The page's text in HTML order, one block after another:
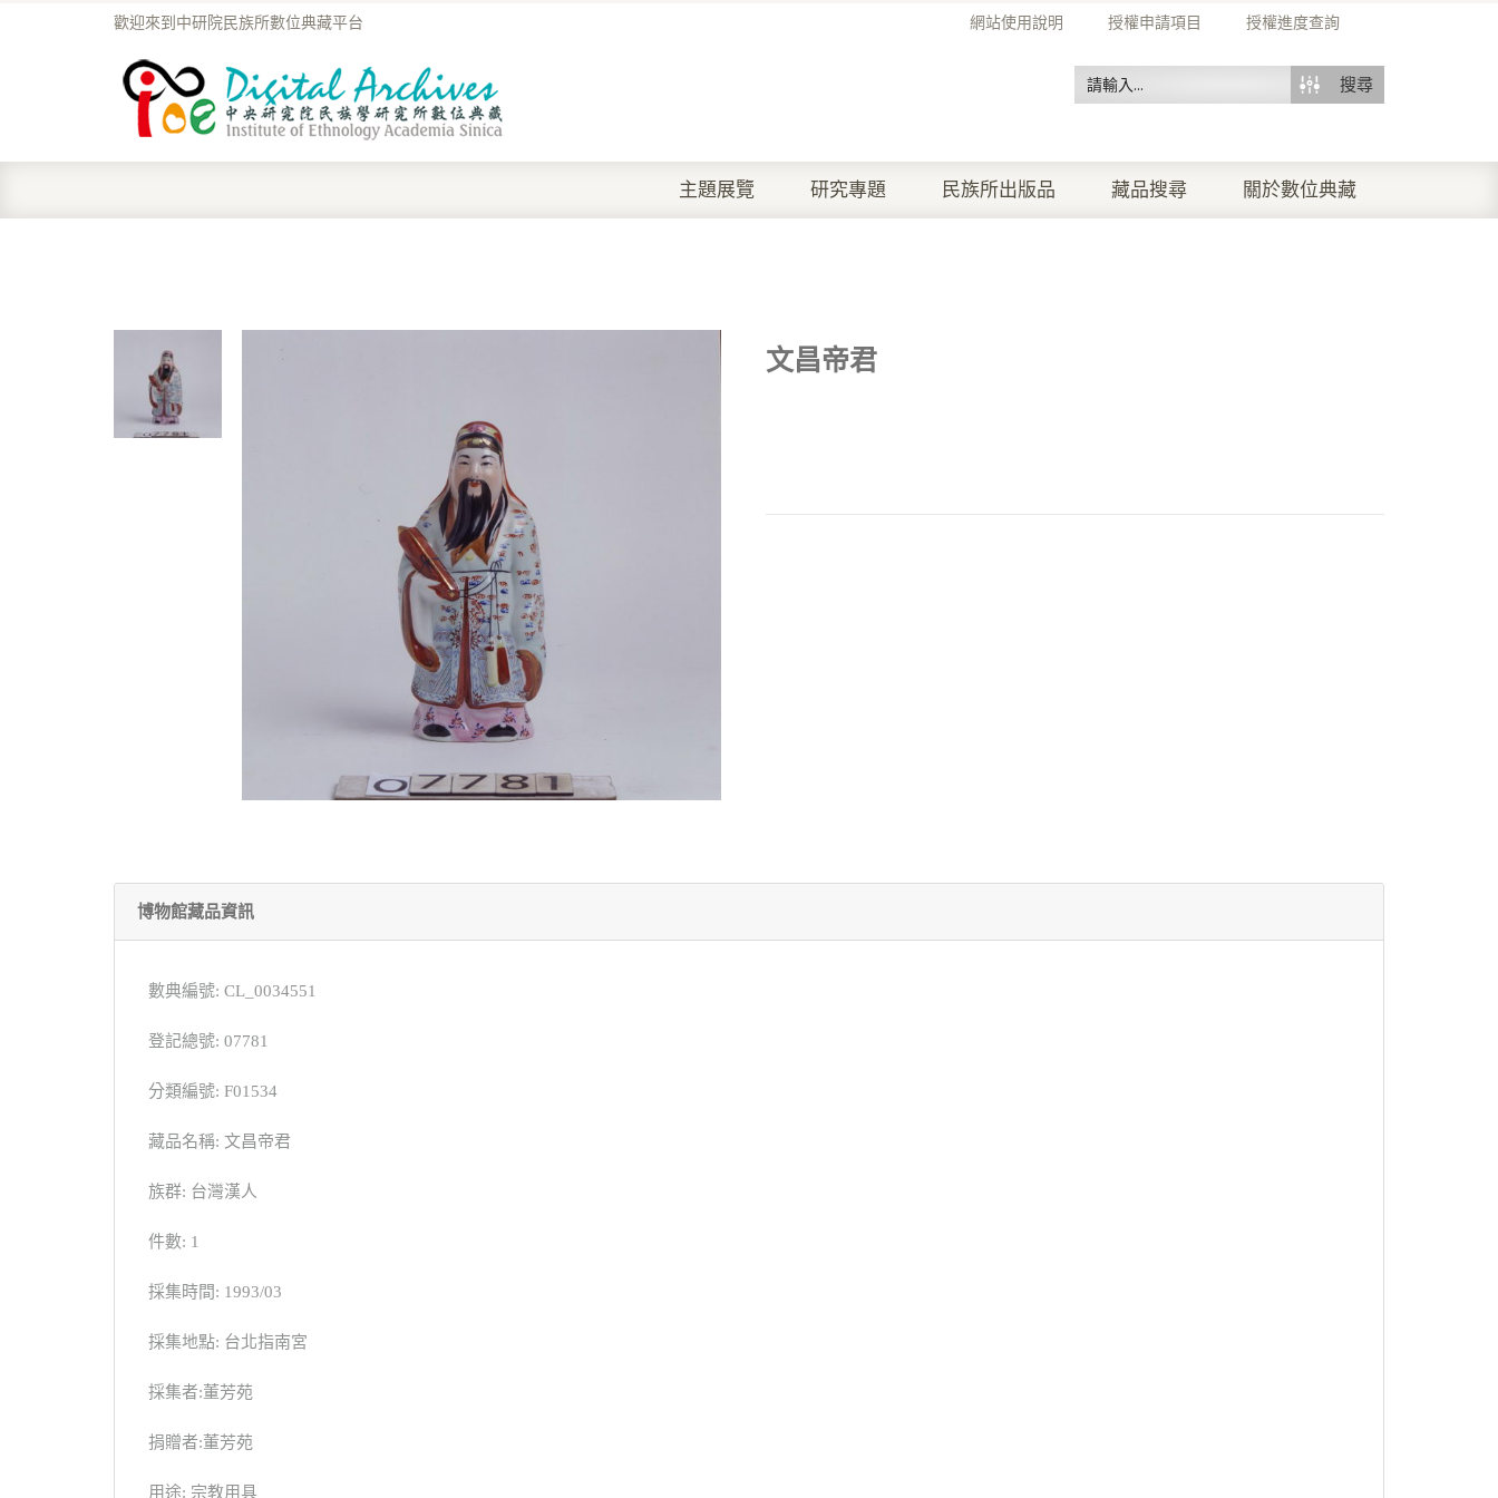
網站使用說明 授權申請項目 授權進度查詢
歡迎來到中研院民族所數位典藏平台
搜尋
主題展覽 研究專題 民族所出版品 藏品搜尋 關於數位典藏
文昌帝君
博物館藏品資訊
數典編號: CL_0034551
登記總號: 07781
分類編號: F01534
藏品名稱: 文昌帝君
族群: 台灣漢人
件數: 1
採集時間: 1993/03
採集地點: 台北指南宮
採集者:董芳苑
捐贈者:董芳苑
用途: 宗教用具